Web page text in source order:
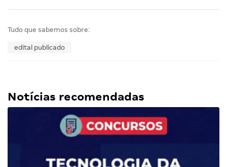
Tudo que sabemos sobre:
edital publicado
Notícias recomendadas